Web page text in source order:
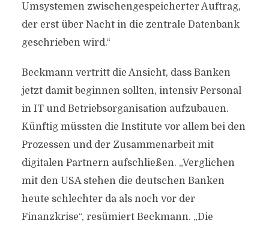
Umsystemen zwischengespeicherter Auftrag,
der erst über Nacht in die zentrale Datenbank
geschrieben wird.“
Beckmann vertritt die Ansicht, dass Banken
jetzt damit beginnen sollten, intensiv Personal
in IT und Betriebsorganisation aufzubauen.
Künftig müssten die Institute vor allem bei den
Prozessen und der Zusammenarbeit mit
digitalen Partnern aufschließen. „Verglichen
mit den USA stehen die deutschen Banken
heute schlechter da als noch vor der
Finanzkrise“, resümiert Beckmann. „Die